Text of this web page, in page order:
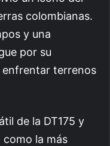
colombianas.
y una
por su
enfrentar terrenos
de la DT175 y
la más